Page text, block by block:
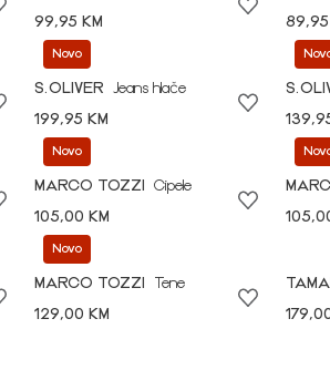
99,95 KM
89,95
Novo
S.OLIVER
Jeans hlače
199,95 KM
Novo
MARCO TOZZI
Cipele
105,00 KM
Novo
MARCO TOZZI
Tene
129,00 KM